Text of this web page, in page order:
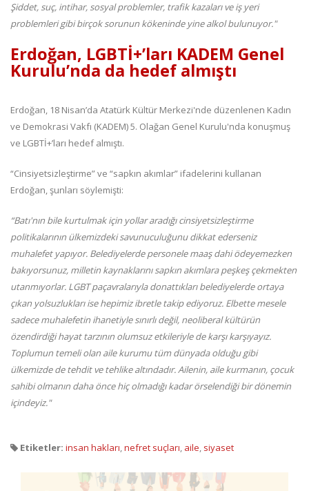
Şiddet, suç, intihar, sosyal problemler, trafik kazaları ve iş yeri
problemleri gibi birçok sorunun kökeninde yine alkol bulunuyor."
Erdoğan, LGBTİ+’ları KADEM Genel
Kurulu’nda da hedef almıştı
Erdoğan, 18 Nisan’da Atatürk Kültür Merkezi'nde düzenlenen Kadın
ve Demokrasi Vakfı (KADEM) 5. Olağan Genel Kurulu'nda konuşmuş
ve LGBTİ+’ları hedef almıştı.
“Cinsiyetsizleştirme” ve “sapkın akımlar” ifadelerini kullanan
Erdoğan, şunları söylemişti:
“Batı'nın bile kurtulmak için yollar aradığı cinsiyetsizleştirme
politikalarının ülkemizdeki savunuculuğunu dikkat ederseniz
muhalefet yapıyor. Belediyelerde personele maaş dahi ödeyemezken
bakıyorsunuz, milletin kaynaklarını sapkın akımlara peşkeş çekmekten
utanmıyorlar. LGBT paçavralarıyla donattıkları belediyelerde ortaya
çıkan yolsuzlukları ise hepimiz ibretle takip ediyoruz. Elbette mesele
sadece muhalefetin ihanetiyle sınırlı değil, neoliberal kültürün
özendirdiği hayat tarzının olumsuz etkileriyle de karşı karşıyayız.
Toplumun temeli olan aile kurumu tüm dünyada olduğu gibi
ülkemizde de tehdit ve tehlike altındadır. Ailenin, aile kurmanın, çocuk
sahibi olmanın daha önce hiç olmadığı kadar örselendiği bir dönemin
içindeyiz."
Etiketler: insan hakları,nefret suçları, aile, siyaset